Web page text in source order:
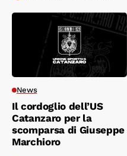
News
Il cordoglio dell’US
Catanzaro per la
scomparsa di Giuseppe
Marchioro